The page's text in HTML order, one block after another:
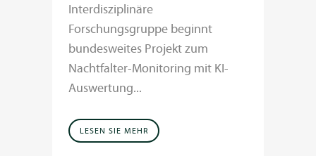
Interdisziplinäre
Forschungsgruppe beginnt
bundesweites Projekt zum
Nachtfalter-Monitoring mit KI-
Auswertung...
LESEN SIE MEHR